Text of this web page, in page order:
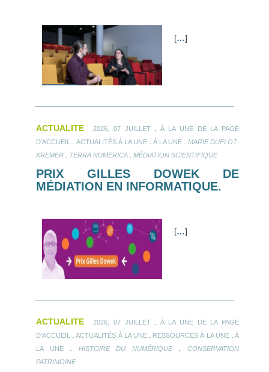
[…]
ACTUALITE 2026, 07 JUILLET. À LA UNE DE LA PAGE
D'ACCUEIL
ACTUALITÉS À LA UNE À LA UNE
MARIE DUFLOT-
KREMER
TERRA NUMERICA MÉDIATION SCIENTIFIQUE
PRIX GILLES DOWEK DE
MÉDIATION EN INFORMATIQUE.
[…]
ACTUALITE 2026, 07 JUILLET. À LA UNE DE LA PAGE
D'ACCUEIL
.ACTUALITÉS À LA UNE. RESSOURCES À LA UNE.À
LA UNE. HISTOIRE DU NUMÉRIQUE.CONSERVATION
PATRIMOINE